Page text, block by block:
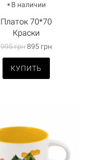
В наличии
Платок 70*70
Краски
995 грн895 грн
КУПИТЬ